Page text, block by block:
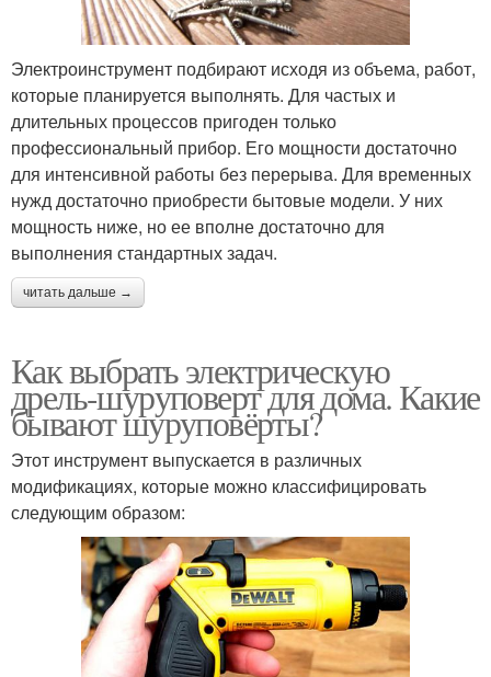
Электроинструмент подбирают исходя из объема, работ,
которые планируется выполнять. Для частых и
длительных процессов пригоден только
профессиональный прибор. Его мощности достаточно
для интенсивной работы без перерыва. Для временных
нужд достаточно приобрести бытовые модели. У них
мощность ниже, но ее вполне достаточно для
выполнения стандартных задач.
читать дальше →
Как выбрать электрическую
дрель-шуруповерт для дома. Какие
бывают шуруповёрты?
Этот инструмент выпускается в различных
модификациях, которые можно классифицировать
следующим образом: